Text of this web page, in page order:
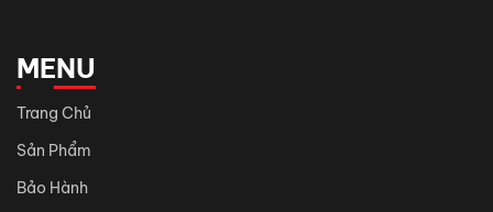
MENU
Trang Chủ
Sản Phẩm
Bảo Hành